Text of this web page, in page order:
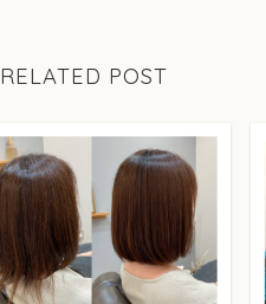
RELATED POST